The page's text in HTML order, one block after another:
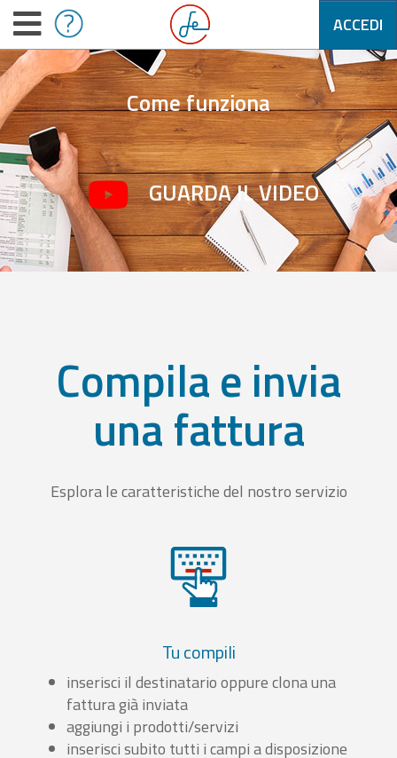
ACCEDI
Come funziona
GUARDA IL VIDEO
Compila e invia
una fattura
Esplora le caratteristiche del nostro servizio
Tu compili
inserisci il destinatario oppure clona una
fattura già inviata
aggiungi i prodotti/servizi
inserisci subito tutti i campi a disposizione